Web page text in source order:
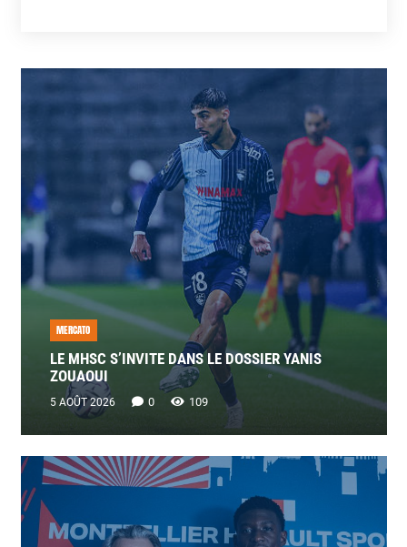
MERCATO
LE MHSC S’INVITE DANS LE DOSSIER YANIS
ZOUAOUI
5 AOÛT 2026 0 109